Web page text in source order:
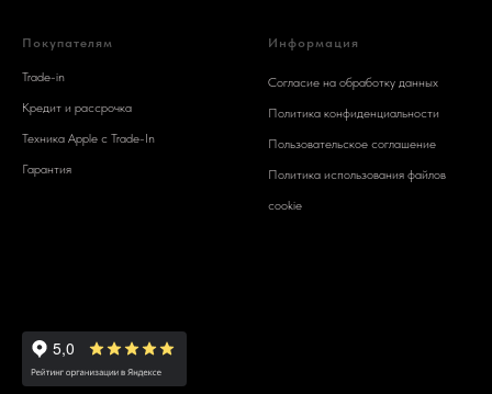
Покупателям
Trade-in
Кредит и рассрочка
Техника Apple c Trade-In
Гарантия
Информация
Согласие на обработку данных
Политика конфиденциальности
Пользовательское соглашение
Политика использования файлов
cookie